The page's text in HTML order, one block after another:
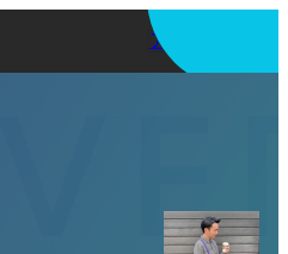
アプリを使う